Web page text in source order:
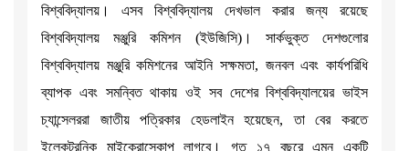
বিশ্ববিদ্যালয়। এসব বিশ্ববিদ্যালয় দেখভাল করার জন্য রয়েছে
বিশ্ববিদ্যালয় মঞ্জুরি কমিশন (ইউজিসি)। সার্কভুক্ত দেশগুলোর
বিশ্ববিদ্যালয় মঞ্জুরি কমিশনের আইনি সক্ষমতা, জনবল এবং কার্যপরিধি
ব্যাপক এবং সমন্বিত থাকায় ওই সব দেশের বিশ্ববিদ্যালয়ের ভাইস
চ্যান্সেলররা জাতীয় পত্রিকার হেডলাইন হয়েছেন, তা বের করতে
ইলেকট্রনিক মাইক্রোস্কোপ লাগবে। গত ১৭ বছরে এমন একটি